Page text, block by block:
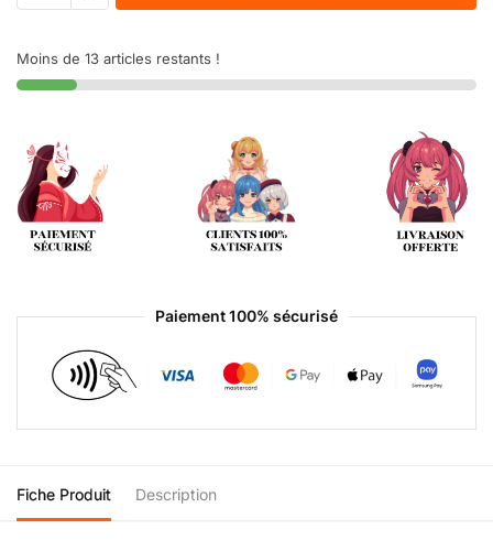
Moins de 13 articles restants !
Paiement 100% sécurisé
Fiche Produit Description